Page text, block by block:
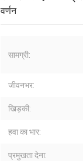
वर्णन
सामग्री:
जीवनभर:
खिड़की:
हवा का भार:
प्रमुखता देना: